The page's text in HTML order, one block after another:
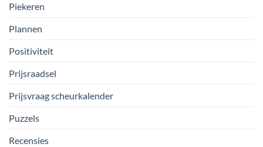
Piekeren
Plannen
Positiviteit
Prijsraadsel
Prijsvraag scheurkalender
Puzzels
Recensies